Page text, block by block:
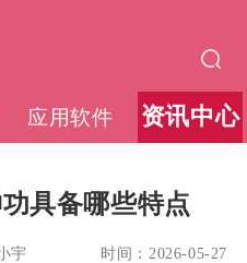
应用软件 资讯中心
具备哪些特点
宇 时间： 2026-05-27